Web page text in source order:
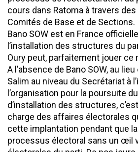
cours dans Ratoma à travers
Comités de Base et de Sections.
Bano SOW est en France
l’installation des structures du
Oury peut, parfaitement jouer ce
A l’absence de Bano SOW, au
Salim au niveau du Secrétariat à
l’organisation pour la poursuite
d’installation des structures,
charge des affaires électorales
cette implantation pendant que
processus électoral sans un œil